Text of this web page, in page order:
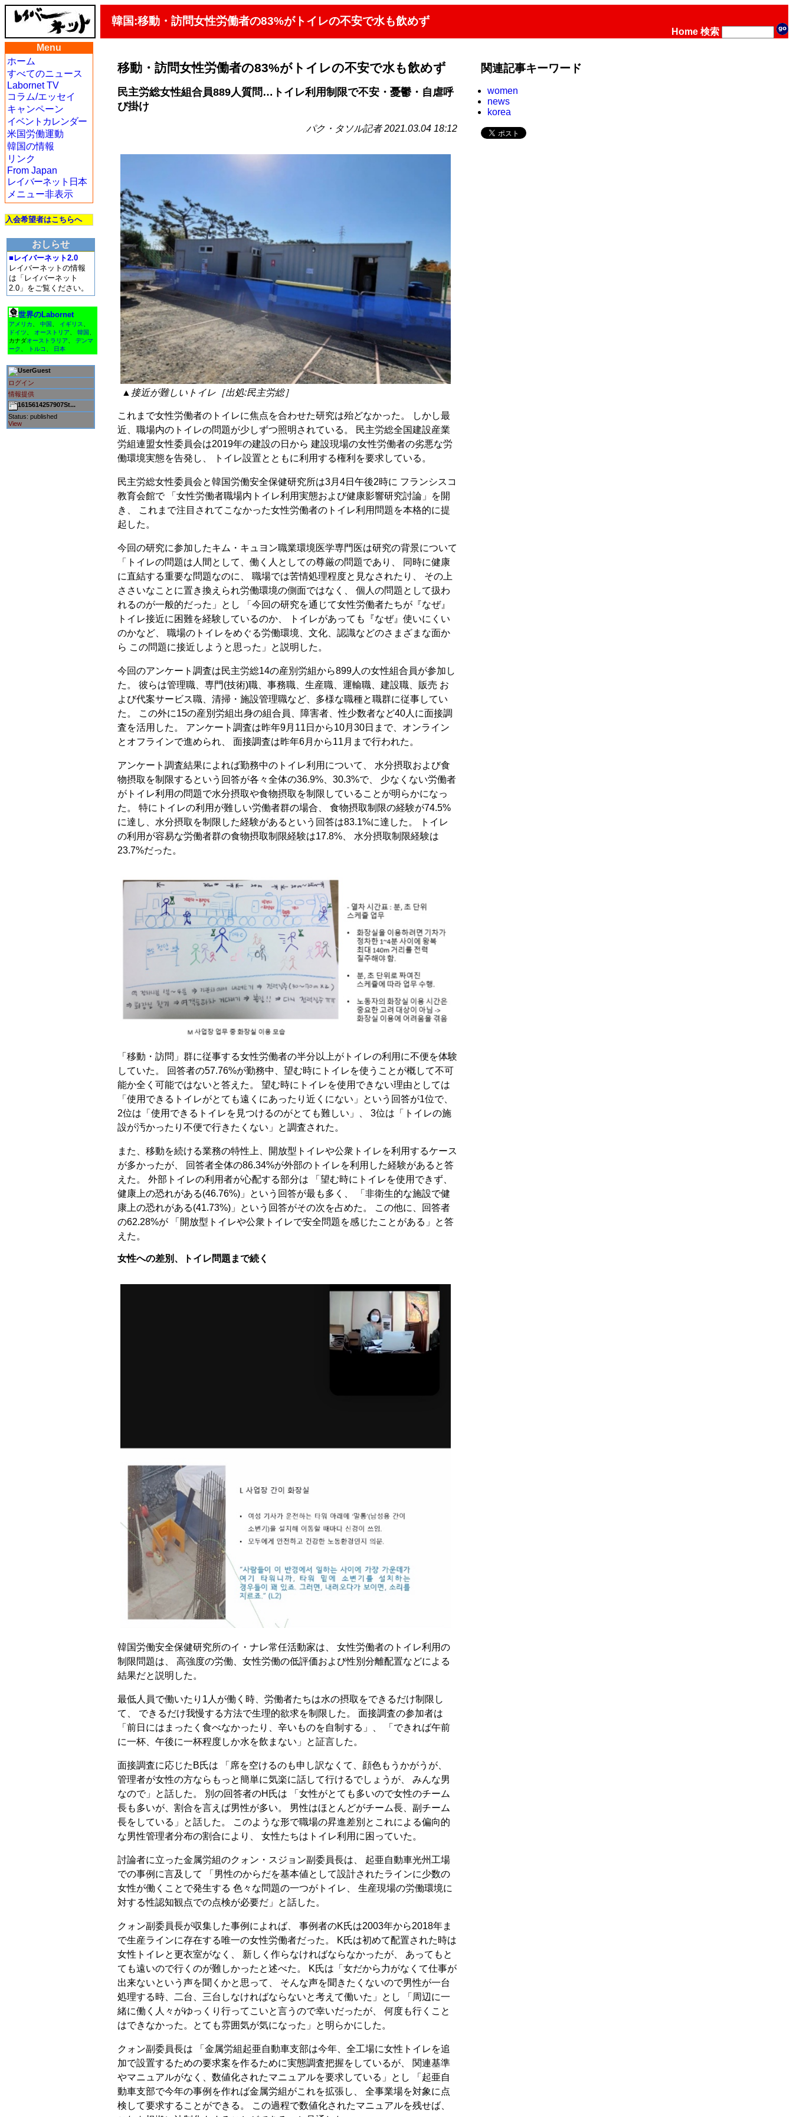
韓国:移動・訪問女性労働者の83%がトイレの不安で水も飲めず
Home 検索
Menu
ホーム
すべてのニュース
Labornet TV
コラム/エッセイ
キャンペーン
イベントカレンダー
米国労働運動
韓国の情報
リンク
From Japan
レイバーネット日本
メニュー非表示
入会希望者はこちらへ
おしらせ
■レイバーネット2.0
レイバーネットの情報
は「レイバーネット
2.0」をご覧ください。
世界のLabornet
アメリカ 中国 イギリス
ドイツ
オーストリア 韓国
カナダオーストラリア
デンマ
ーク
トルコ 日本
Guest
ログイン
情報提供
1615614257907St...
Status: published
View
移動・訪問女性労働者の83%がトイレの不安で水も飲めず
民主労総女性組合員889人質問…トイレ利用制限で不安・憂鬱・自虐呼
び掛け
パク・タソル記者 2021.03.04 18:12
▲接近が難しいトイレ［出処:民主労総］
これまで女性労働者のトイレに焦点を合わせた研究は殆どなかった。 しかし最
近、職場内のトイレの問題が少しずつ照明されている。 民主労総全国建設産業
労組連盟女性委員会は2019年の建設の日から 建設現場の女性労働者の劣悪な労
働環境実態を告発し、 トイレ設置とともに利用する権利を要求している。
民主労総女性委員会と韓国労働安全保健研究所は3月4日午後2時に フランシスコ
教育会館で 「女性労働者職場内トイレ利用実態および健康影響研究討論」を開
き、 これまで注目されてこなかった女性労働者のトイレ利用問題を本格的に提
起した。
今回の研究に参加したキム・キュヨン職業環境医学専門医は研究の背景について
「トイレの問題は人間として、働く人としての尊厳の問題であり、 同時に健康
に直結する重要な問題なのに、 職場では苦情処理程度と見なされたり、 その上
ささいなことに置き換えられ労働環境の側面ではなく、 個人の問題として扱わ
れるのが一般的だった」とし 「今回の研究を通じて女性労働者たちが『なぜ』
トイレ接近に困難を経験しているのか、 トイレがあっても『なぜ』使いにくい
のかなど、 職場のトイレをめぐる労働環境、文化、認識などのさまざまな面か
ら この問題に接近しようと思った」と説明した。
今回のアンケート調査は民主労総14の産別労組から899人の女性組合員が参加し
た。 彼らは管理職、専門(技術)職、事務職、生産職、運輸職、建設職、販売 お
よび代案サービス職、清掃・施設管理職など、多様な職種と職群に従事してい
た。 この外に15の産別労組出身の組合員、障害者、性少数者など40人に面接調
査を活用した。 アンケート調査は昨年9月11日から10月30日まで、オンライン
とオフラインで進められ、 面接調査は昨年6月から11月まで行われた。
アンケート調査結果によれば勤務中のトイレ利用について、 水分摂取および食
物摂取を制限するという回答が各々全体の36.9%、30.3%で、 少なくない労働者
がトイレ利用の問題で水分摂取や食物摂取を制限していることが明らかになっ
た。 特にトイレの利用が難しい労働者群の場合、 食物摂取制限の経験が74.5%
に達し、水分摂取を制限した経験があるという回答は83.1%に達した。 トイレ
の利用が容易な労働者群の食物摂取制限経験は17.8%、 水分摂取制限経験は
23.7%だった。
「移動・訪問」群に従事する女性労働者の半分以上がトイレの利用に不便を体験
していた。 回答者の57.76%が勤務中、望む時にトイレを使うことが概して不可
能か全く可能ではないと答えた。 望む時にトイレを使用できない理由としては
「使用できるトイレがとても遠くにあったり近くにない」という回答が1位で、
2位は「使用できるトイレを見つけるのがとても難しい」、 3位は「トイレの施
設が汚かったり不便で行きたくない」と調査された。
また、移動を続ける業務の特性上、開放型トイレや公衆トイレを利用するケース
が多かったが、 回答者全体の86.34%が外部のトイレを利用した経験があると答
えた。 外部トイレの利用者が心配する部分は 「望む時にトイレを使用できず、
健康上の恐れがある(46.76%)」という回答が最も多く、 「非衛生的な施設で健
康上の恐れがある(41.73%)」という回答がその次を占めた。 この他に、回答者
の62.28%が 「開放型トイレや公衆トイレで安全問題を感じたことがある」と答
えた。
女性への差別、トイレ問題まで続く
韓国労働安全保健研究所のイ・ナレ常任活動家は、 女性労働者のトイレ利用の
制限問題は、 高強度の労働、女性労働の低評価および性別分離配置などによる
結果だと説明した。
最低人員で働いたり1人が働く時、労働者たちは水の摂取をできるだけ制限し
て、 できるだけ我慢する方法で生理的欲求を制限した。 面接調査の参加者は
「前日にはまったく食べなかったり、辛いものを自制する」、 「できれば午前
に一杯、午後に一杯程度しか水を飲まない」と証言した。
面接調査に応じたB氏は 「席を空けるのも申し訳なくて、顔色もうかがうが、
管理者が女性の方ならもっと簡単に気楽に話して行けるでしょうが、 みんな男
なので」と話した。 別の回答者のH氏は 「女性がとても多いので女性のチーム
長も多いが、割合を言えば男性が多い。 男性はほとんどがチーム長、副チーム
長をしている」と話した。 このような形で職場の昇進差別とこれによる偏向的
な男性管理者分布の割合により、 女性たちはトイレ利用に困っていた。
討論者に立った金属労組のクォン・スジョン副委員長は、 起亜自動車光州工場
での事例に言及して 「男性のからだを基本値として設計されたラインに少数の
女性が働くことで発生する 色々な問題の一つがトイレ、 生産現場の労働環境に
対する性認知観点での点検が必要だ」と話した。
クォン副委員長が収集した事例によれば、 事例者のK氏は2003年から2018年ま
で生産ラインに存在する唯一の女性労働者だった。 K氏は初めて配置された時は
女性トイレと更衣室がなく、 新しく作らなければならなかったが、 あってもと
ても遠いので行くのが難しかったと述べた。 K氏は「女だから力がなくて仕事が
出来ないという声を聞くかと思って、 そんな声を聞きたくないので男性が一台
処理する時、二台、三台しなければならないと考えて働いた」とし 「周辺に一
緒に働く人々がゆっくり行ってこいと言うので幸いだったが、 何度も行くこと
はできなかった。とても雰囲気が気になった」と明らかにした。
クォン副委員長は 「金属労組起亜自動車支部は今年、全工場に女性トイレを追
加で設置するための要求案を作るために実態調査把握をしているが、 関連基準
やマニュアルがなく、数値化されたマニュアルを要求している」とし 「起亜自
動車支部で今年の事例を作れば金属労組がこれを拡張し、 全事業場を対象に点
検して要求することができる。 この過程で数値化されたマニュアルを残せば、
関連記事キーワード
women
news
korea